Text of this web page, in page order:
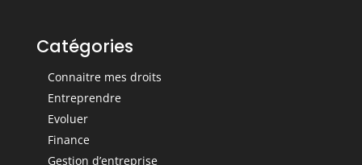
Catégories
Connaitre mes droits
Entreprendre
Evoluer
Finance
Gestion d’entreprise